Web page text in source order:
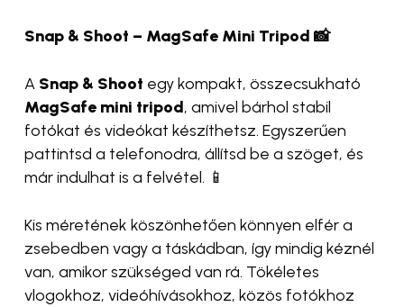
Snap & Shoot – MagSafe Mini Tripod 📸
A Snap & Shoot egy kompakt, összecsukható
MagSafe mini tripod, amivel bárhol stabil
fotókat és videókat készíthetsz. Egyszerűen
pattintsd a telefonodra, állítsd be a szöget, és
már indulhat is a felvétel. 📱
Kis méretének köszönhetően könnyen elfér a
zsebedben vagy a táskádban, így mindig kéznél
van, amikor szükséged van rá. Tökéletes
vlogokhoz, videóhívásokhoz, közös fotókhoz